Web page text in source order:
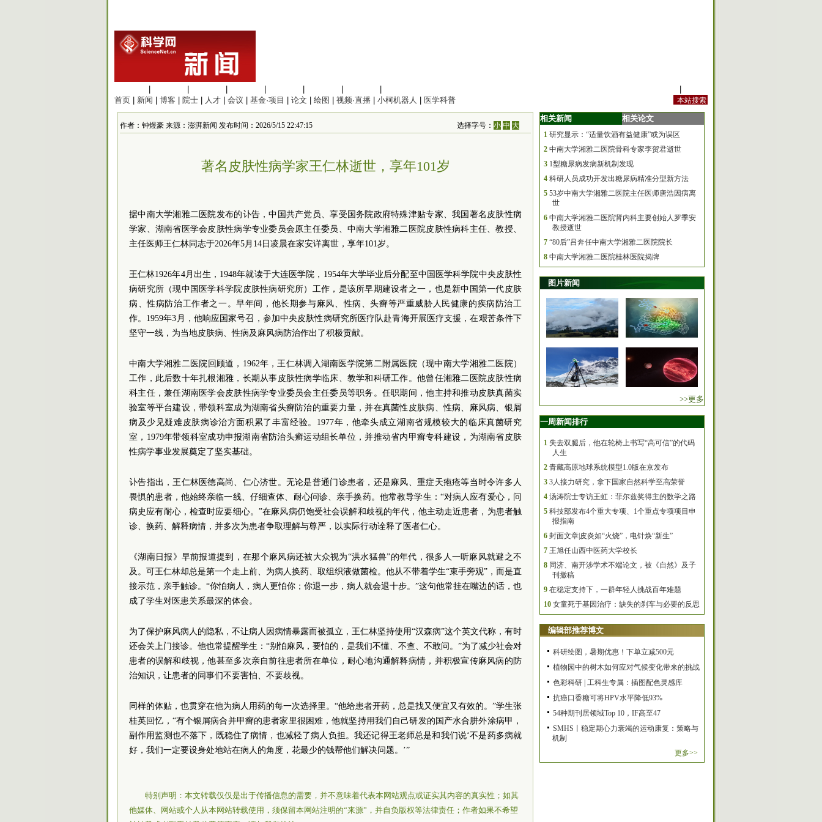
首页
新闻 博客 院士 人才 会议 基金·项目 论文 绘图 视频·直播 小柯机器人 医学科普
作者：钟煜豪 来源：澎湃新闻 发布时间：2026/5/15 22:47:15 选择字号：小 中 大
著名皮肤性病学家王仁林逝世，享年101岁
据中南大学湘雅二医院发布的讣告，中国共产党员、享受国务院政府特殊津贴专家、我国著名皮肤性病
学家、湖南省医学会皮肤性病学专业委员会原主任委员、中南大学湘雅二医院皮肤性病科主任、教授、
主任医师王仁林同志于2026年5月14日凌晨在家安详离世，享年101岁。
王仁林1926年4月出生，1948年就读于大连医学院，1954年大学毕业后分配至中国医学科学院中央皮肤性
病研究所（现中国医学科学院皮肤性病研究所）工作，是该所早期建设者之一，也是新中国第一代皮肤
病、性病防治工作者之一。早年间，他长期参与麻风、性病、头癣等严重威胁人民健康的疾病防治工
作。1959年3月，他响应国家号召，参加中央皮肤性病研究所医疗队赴青海开展医疗支援，在艰苦条件下
坚守一线，为当地皮肤病、性病及麻风病防治作出了积极贡献。
中南大学湘雅二医院回顾道，1962年，王仁林调入湖南医学院第二附属医院（现中南大学湘雅二医院）
工作，此后数十年扎根湘雅，长期从事皮肤性病学临床、教学和科研工作。他曾任湘雅二医院皮肤性病
科主任，兼任湖南医学会皮肤性病学专业委员会主任委员等职务。任职期间，他主持和推动皮肤真菌实
验室等平台建设，带领科室成为湖南省头癣防治的重要力量，并在真菌性皮肤病、性病、麻风病、银屑
病及少见疑难皮肤病诊治方面积累了丰富经验。1977年，他牵头成立湖南省规模较大的临床真菌研究
室，1979年带领科室成功申报湖南省防治头癣运动组长单位，并推动省内甲癣专科建设，为湖南省皮肤
性病学事业发展奠定了坚实基础。
讣告指出，王仁林医德高尚、仁心济世。无论是普通门诊患者，还是麻风、重症天疱疮等当时令许多人
畏惧的患者，他始终亲临一线、仔细查体、耐心问诊、亲手换药。他常教导学生：“对病人应有爱心，问
病史应有耐心，检查时应要细心。”在麻风病仍饱受社会误解和歧视的年代，他主动走近患者，为患者触
诊、换药、解释病情，并多次为患者争取理解与尊严，以实际行动诠释了医者仁心。
《湖南日报》早前报道提到，在那个麻风病还被大众视为“洪水猛兽”的年代，很多人一听麻风就避之不
及。可王仁林却总是第一个走上前、为病人换药、取组织液做菌检。他从不带着学生“束手旁观”，而是直
接示范，亲手触诊。“你怕病人，病人更怕你；你退一步，病人就会退十步。”这句他常挂在嘴边的话，也
成了学生对医患关系最深的体会。
为了保护麻风病人的隐私，不让病人因病情暴露而被孤立，王仁林坚持使用“汉森病”这个英文代称，有时
还会关上门接诊。他也常提醒学生：“别怕麻风，要怕的，是我们不懂、不查、不敢问。”为了减少社会对
患者的误解和歧视，他甚至多次亲自前往患者所在单位，耐心地沟通解释病情，并积极宣传麻风病的防
治知识，让患者的同事们不要害怕、不要歧视。
同样的体贴，也贯穿在他为病人用药的每一次选择里。“他给患者开药，总是找又便宜又有效的。”学生张
桂英回忆，“有个银屑病合并甲癣的患者家里很困难，他就坚持用我们自己研发的国产水合肼外涂病甲，
副作用监测也不落下，既稳住了病情，也减轻了病人负担。我还记得王老师总是和我们说‘不是药多病就
好，我们一定要设身处地站在病人的角度，花最少的钱帮他们解决问题。’”
特别声明：本文转载仅仅是出于传播信息的需要，并不意味着代表本网站观点或证实其内容的真实性；如其
他媒体、网站或个人从本网站转载使用，须保留本网站注明的“来源”，并自负版权等法律责任；作者如果不希望
相关新闻 相关论文
1 研究显示：“适量饮酒有益健康”或为误区
2 中南大学湘雅二医院骨科专家李贺君逝世
3 1型糖尿病发病新机制发现
4 科研人员成功开发出糖尿病精准分型新方法
5 53岁中南大学湘雅二医院主任医师唐浩因病离
世
6 中南大学湘雅二医院肾内科主要创始人罗季安
教授逝世
7 “80后”吕奔任中南大学湘雅二医院院长
8 中南大学湘雅二医院桂林医院揭牌
图片新闻
>>更多
一周新闻排行
1 失去双腿后，他在轮椅上书写“高可信”的代码
人生
2 青藏高原地球系统模型1.0版在京发布
3 3人接力研究，拿下国家自然科学至高荣誉
4 汤涛院士专访王虹：菲尔兹奖得主的数学之路
5 科技部发布4个重大专项、1个重点专项项目申
报指南
6 封面文章|皮炎如“火烧”，电针焕“新生”
7 王旭任山西中医药大学校长
8 同济、南开涉学术不端论文，被《自然》及子
刊撤稿
9 在稳定支持下，一群年轻人挑战百年难题
10 女童死于基因治疗：缺失的刹车与必要的反思
编辑部推荐博文
科研绘图，暑期优惠！下单立减500元
植物园中的树木如何应对气候变化带来的挑战
色彩科研 | 工科生专属：插图配色灵感库
抗癌口香糖可将HPV水平降低93%
54种期刊居领域Top 10，IF高至47
SMHS丨稳定期心力衰竭的运动康复：策略与
机制
更多>>